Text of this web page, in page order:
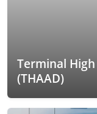
Terminal
(THAAD)